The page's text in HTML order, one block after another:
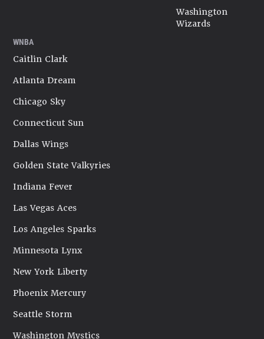
Washington
Wizards
WNBA
Caitlin Clark
Atlanta Dream
Chicago Sky
Connecticut Sun
Dallas Wings
Golden State Valkyries
Indiana Fever
Las Vegas Aces
Los Angeles Sparks
Minnesota Lynx
New York Liberty
Phoenix Mercury
Seattle Storm
Washington Mystics